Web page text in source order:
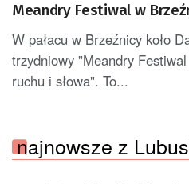
Meandry Festiwal w
W pałacu w Brzeźnicy koło
trzydniowy "Meandry
ruchu i słowa". To...
najnowsze z